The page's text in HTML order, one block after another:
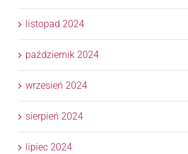
listopad 2024
październik 2024
wrzesień 2024
sierpień 2024
lipiec 2024